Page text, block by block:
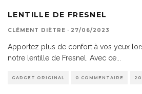
LENTILLE DE FRESNEL
CLÉMENT DIÈTRE · 27/06/2023
Apportez plus de confort à vos yeux
notre lentille de Fresnel. Avec ce
GADGET ORIGINAL 0 COMMENTAIRE